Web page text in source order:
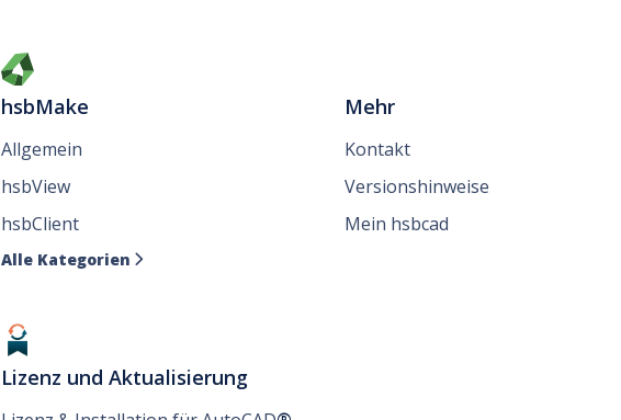
hsbMake
Allgemein
hsbView
hsbClient
Alle Kategorien 
Lizenz und Aktualisierung
Mehr
Kontakt
Versionshinweise
Mein hsbcad